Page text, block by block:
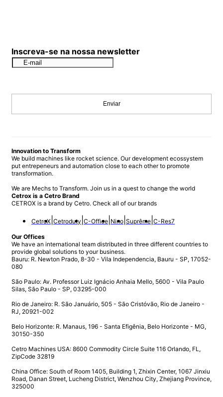
Inscreva-se na nossa newsletter
Enviar
Innovation to Transform
We build machines like rocket science. Our development ecossystem
put entrepeneurs and automation close to each other to promote
transformation.
We are Mechs to Transform. Join us in a quest to change the world
Cetrox is a Cetro Brand
CETROX is a brand by Cetro. Check all of our brands
CetroX Cetroduty C-Office Nino Suprême C-Res7
Our Offices
We have an international team distributed in three different countries to
provide global solutions to your business.
Bauru: R. Newton Prado, 8-30 - Vila Independencia, Bauru - SP, 17052-
080
São Paulo: Av. Professor Luiz Ignácio Anhaia Mello, 5600 - Vila Paulo
Silas, São Paulo - SP, 03295-000
Rio de Janeiro: R. São Januário, 505 - São Cristóvão, Rio de Janeiro -
RJ, 20921-002
Belo Horizonte: R. Manaus, 196 - Santa Efigênia, Belo Horizonte - MG,
30150-350
Cetro Machines USA: 8600 Commodity Circle Suite 116 Orlando, FL,
ZipCode 32819
China Office: South of Room 1405, Building 1, Zhixin Center, 1067 Jinxiu
Road, Danan Street, Lucheng District, Wenzhou City, Zhejiang Province,
325000